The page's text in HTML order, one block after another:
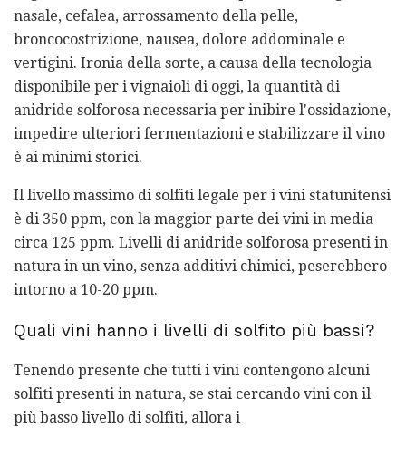
nasale, cefalea, arrossamento della pelle,
broncocostrizione, nausea, dolore addominale e
vertigini. Ironia della sorte, a causa della tecnologia
disponibile per i vignaioli di oggi, la quantità di
anidride solforosa necessaria per inibire l'ossidazione,
impedire ulteriori fermentazioni e stabilizzare il vino
è ai minimi storici.
Il livello massimo di solfiti legale per i vini statunitensi
è di 350 ppm, con la maggior parte dei vini in media
circa 125 ppm. Livelli di anidride solforosa presenti in
natura in un vino, senza additivi chimici, peserebbero
intorno a 10-20 ppm.
Quali vini hanno i livelli di solfito più bassi?
Tenendo presente che tutti i vini contengono alcuni
solfiti presenti in natura, se stai cercando vini con il
più basso livello di solfiti, allora i